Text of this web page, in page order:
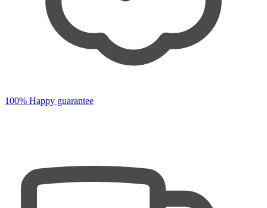
100% Happy guarantee